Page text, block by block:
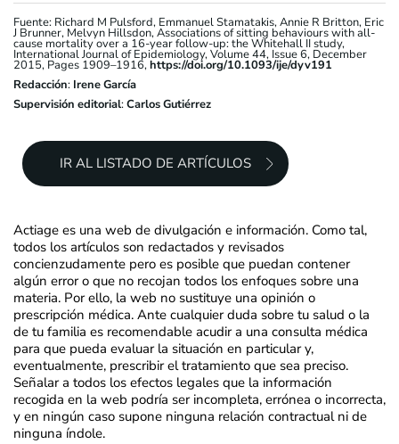
Fuente: Richard M Pulsford, Emmanuel Stamatakis, Annie R Britton, Eric
J Brunner, Melvyn Hillsdon, Associations of sitting behaviours with all-
cause mortality over a 16-year follow-up: the Whitehall II study,
International Journal of Epidemiology, Volume 44, Issue 6, December
2015, Pages 1909–1916,https://doi.org/10.1093/ije/dyv191
Redacción: Irene García
Supervisión editorial:Carlos Gutiérrez
IR AL LISTADO DE ARTÍCULOS
Actiage es una web de divulgación e información. Como tal,
todos los artículos son redactados y revisados
concienzudamente pero es posible que puedan contener
algún error o que no recojan todos los enfoques sobre una
materia. Por ello, la web no sustituye una opinión o
prescripción médica. Ante cualquier duda sobre tu salud o la
de tu familia es recomendable acudir a una consulta médica
para que pueda evaluar la situación en particular y,
eventualmente, prescribir el tratamiento que sea preciso.
Señalar a todos los efectos legales que la información
recogida en la web podría ser incompleta, errónea o incorrecta,
y en ningún caso supone ninguna relación contractual ni de
ninguna índole.